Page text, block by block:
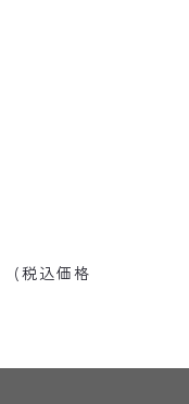
(税込価格